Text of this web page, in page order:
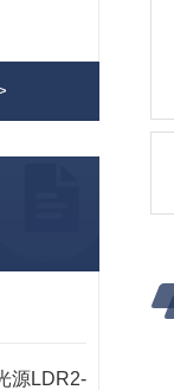
源LDR2-